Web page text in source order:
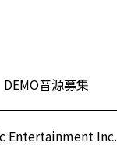
DEMO音源募集
Entertainment Inc.